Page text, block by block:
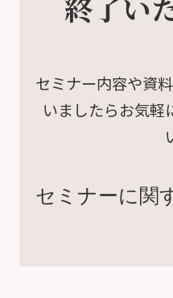
セミナー内容や資
いましたらお気軽
セミナーに関